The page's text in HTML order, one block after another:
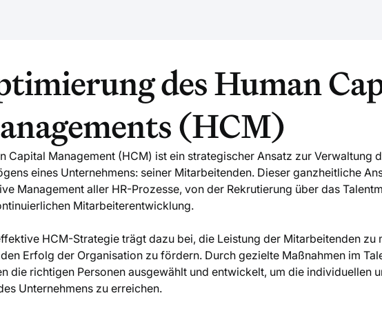
des Human
(HCM)
Capital Management (HCM) ist ein strategischer Ansatz zur Verwaltung
eines Unternehmens: seiner Mitarbeitenden. Dieser ganzheitliche
Management aller HR-Prozesse, von der Rekrutierung über das
Mitarbeiterentwicklung.
HCM-Strategie trägt dazu bei, die Leistung der Mitarbeitenden zu
Erfolg der Organisation zu fördern. Durch gezielte Maßnahmen im
die richtigen Personen ausgewählt und entwickelt, um die individuellen
Unternehmens zu erreichen.